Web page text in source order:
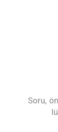
Soru,